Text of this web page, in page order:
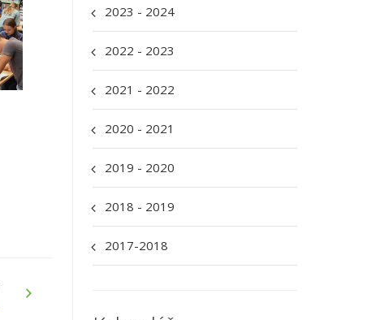
2023 - 2024
2022 - 2023
2021 - 2022
2020 - 2021
2019 - 2020
2018 - 2019
2017-2018